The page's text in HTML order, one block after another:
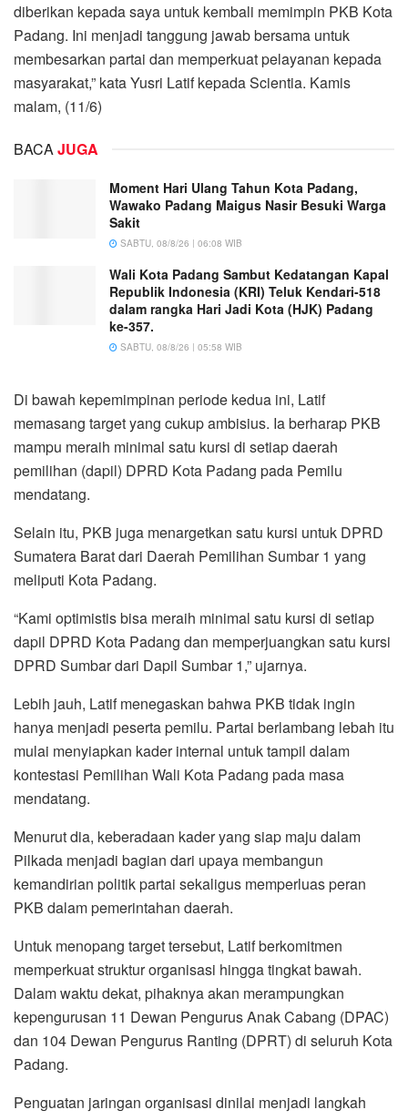
diberikan kepada saya untuk kembali memimpin PKB Kota
Padang. Ini menjadi tanggung jawab bersama untuk
membesarkan partai dan memperkuat pelayanan kepada
masyarakat,” kata Yusri Latif kepada Scientia. Kamis
malam, (11/6)
BACAJUGA
Moment Hari Ulang Tahun Kota Padang,
Wawako Padang Maigus Nasir Besuki Warga
Sakit
SABTU, 08/8/26 | 06:08 WIB
Wali Kota Padang Sambut Kedatangan Kapal
Republik Indonesia (KRI) Teluk Kendari-518
dalam rangka Hari Jadi Kota (HJK) Padang
ke-357.
SABTU, 08/8/26 | 05:58 WIB
Di bawah kepemimpinan periode kedua ini, Latif
memasang target yang cukup ambisius. Ia berharap PKB
mampu meraih minimal satu kursi di setiap daerah
pemilihan (dapil) DPRD Kota Padang pada Pemilu
mendatang.
Selain itu, PKB juga menargetkan satu kursi untuk DPRD
Sumatera Barat dari Daerah Pemilihan Sumbar 1 yang
meliputi Kota Padang.
“Kami optimistis bisa meraih minimal satu kursi di setiap
dapil DPRD Kota Padang dan memperjuangkan satu kursi
DPRD Sumbar dari Dapil Sumbar 1,” ujarnya.
Lebih jauh, Latif menegaskan bahwa PKB tidak ingin
hanya menjadi peserta pemilu. Partai berlambang lebah itu
mulai menyiapkan kader internal untuk tampil dalam
kontestasi Pemilihan Wali Kota Padang pada masa
mendatang.
Menurut dia, keberadaan kader yang siap maju dalam
Pilkada menjadi bagian dari upaya membangun
kemandirian politik partai sekaligus memperluas peran
PKB dalam pemerintahan daerah.
Untuk menopang target tersebut, Latif berkomitmen
memperkuat struktur organisasi hingga tingkat bawah.
Dalam waktu dekat, pihaknya akan merampungkan
kepengurusan 11 Dewan Pengurus Anak Cabang (DPAC)
dan 104 Dewan Pengurus Ranting (DPRT) di seluruh Kota
Padang.
Penguatan jaringan organisasi dinilai menjadi langkah